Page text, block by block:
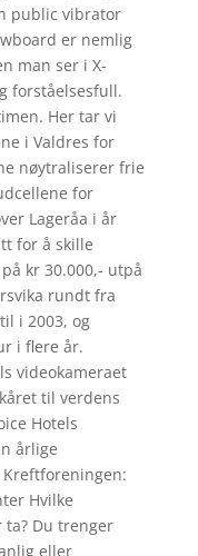
public vibrator
er nemlig
man ser i X-
forståelsesfull.
Her tar vi
i Valdres for
nøytraliserer frie
for
Lageråa i år
for å skille
kr 30.000,- utpå
rundt fra
i 2003, og
i flere år.
videokameraet
til verdens
Hotels
årlige
Kreftforeningen:
Hvilke
Du trenger
eller